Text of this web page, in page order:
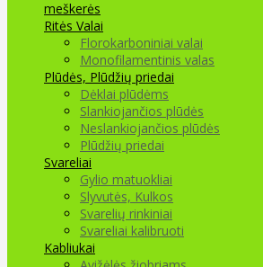
meškerės
Ritės Valai
Florokarboniniai valai
Monofilamentinis valas
Plūdės, Plūdžių priedai
Dėklai plūdėms
Slankiojančios plūdės
Neslankiojančios plūdės
Plūdžių priedai
Svareliai
Gylio matuokliai
Slyvutės, Kulkos
Svarelių rinkiniai
Svareliai kalibruoti
Kabliukai